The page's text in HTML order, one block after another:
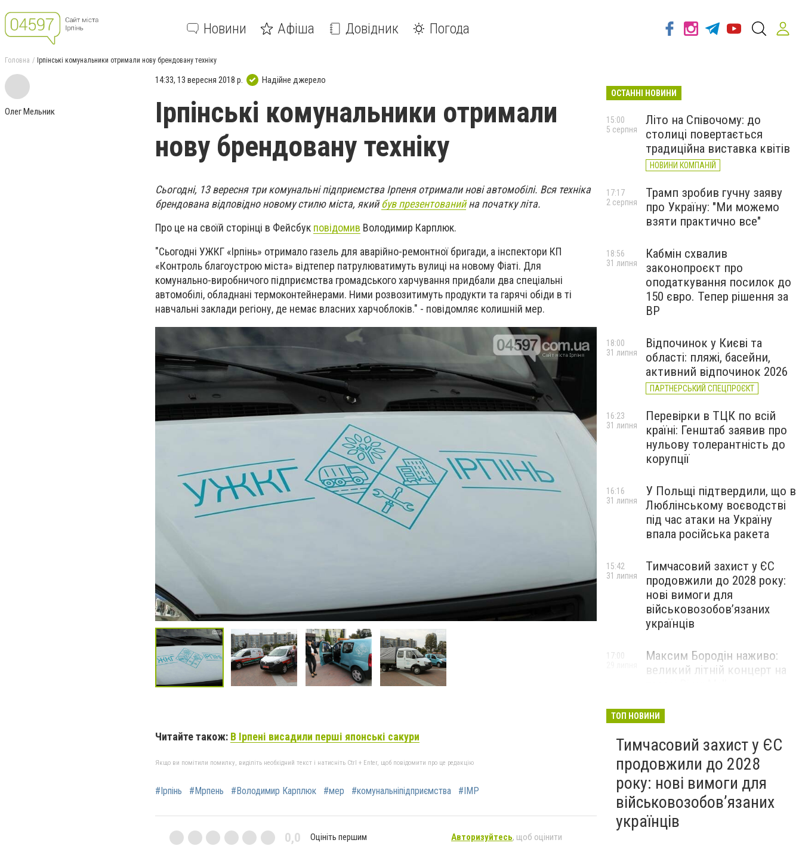
Новини Афіша Довідник Погода
Головна Ірпінські комунальники отримали нову брендовану техніку
Олег Мельник
14:33, 13 вересня 2018 р. Надійне джерело
Ірпінські комунальники отримали
нову брендовану техніку
Сьогодні, 13 вересня три комунальні підприємства Ірпеня отримали нові автомобілі. Вся техніка
брендована відповідно новому стилю міста, якийбув презентованийна початку літа.
Про це на своїй сторінці в Фейсбук повідомив Володимир Карплюк.
"Сьогодні УЖКГ «Ірпінь» отримало газель для аварійно-ремонтної бригади, а інспектори КП
«Контроль благоустрою міста» відтепер патрулюватимуть вулиці на новому Фіаті. Для
комунально-виробничого підприємства громадського харчування придбали два спеціальні
автомобілі, обладнані термоконтейнерами. Ними розвозитимуть продукти та гарячі обіди в ті
навчальні заклади регіону, де немає власних харчоблоків." - повідомляє колишній мер.
Читайте також: В Ірпені висадили перші японські сакури
Якщо ви помітили помилку, виділіть необхідний текст і натисніть Ctrl + Enter, щоб повідомити про це редакцію
#Ірпінь #Мрпень #Володимир Карплюк #мер #комунальніпідприємства #ІМР
0,0 Оцініть першим Авторизуйтесь, щоб оцінити
ОСТАННІ НОВИНИ
Літо на Співочому: до
столиці повертається
традиційна виставка квітів
НОВИНИ КОМПАНІЙ
15:00
5 серпня
Трамп зробив гучну заяву
про Україну: "Ми можемо
взяти практично все"
17:17
2 серпня
Кабмін схвалив
законопроєкт про
оподаткування посилок до
150 євро. Тепер рішення за
ВР
18:56
31 липня
Відпочинок у Києві та
області: пляжі, басейни,
активний відпочинок 2026
ПАРТНЕРСЬКИЙ СПЕЦПРОЄКТ
18:00
31 липня
Перевірки в ТЦК по всій
країні: Генштаб заявив про
нульову толерантність до
корупції
16:23
31 липня
У Польщі підтвердили, що в
Люблінському воєводстві
під час атаки на Україну
впала російська ракета
16:16
31 липня
Тимчасовий захист у ЄС
продовжили до 2028 року:
нові вимоги для
військовозобов’язаних
українців
15:42
31 липня
Максим Бородін наживо:
великий літній концерт на
17:00
ТОП НОВИНИ
Тимчасовий захист у ЄС
продовжили до 2028
року: нові вимоги для
військовозобов’язаних
українців